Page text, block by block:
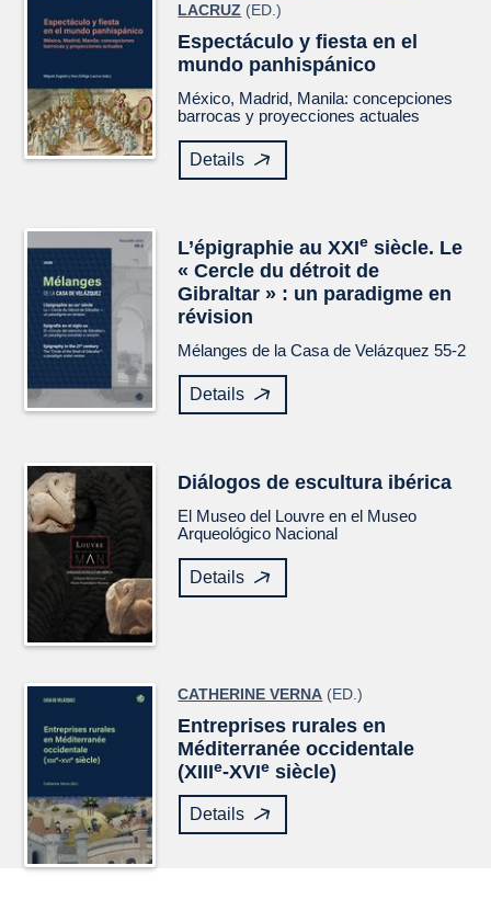
LACRUZ (ED.)
Espectáculo y fiesta en el
mundo panhispánico
México, Madrid, Manila: concepciones
barrocas y proyecciones actuales
Details
L’épigraphie au XXIe siècle. Le
« Cercle du détroit de
Gibraltar » : un paradigme en
révision
Mélanges de la Casa de Velázquez 55-2
Details
Diálogos de escultura ibérica
El Museo del Louvre en el Museo
Arqueológico Nacional
Details
CATHERINE VERNA (ED.)
Entreprises rurales en
Méditerranée occidentale
(XIIIe-XVIe siècle)
Details